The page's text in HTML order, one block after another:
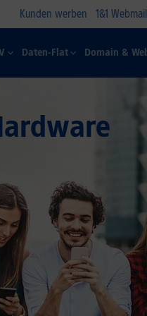
Kunden werben 1&1
Daten-Flat Domain &